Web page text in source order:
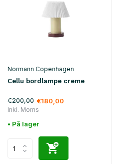
Normann Copenhagen
Cellu bordlampe creme
€200,00 €180,00
Inkl. Moms
• På lager